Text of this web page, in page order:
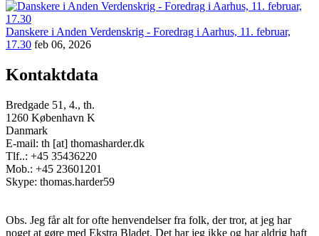
Danskere i Anden Verdenskrig - Foredrag i Aarhus, 11. februar,
17.30 feb 06, 2026
Kontaktdata
Bredgade 51, 4., th.
1260 København K
Danmark
E-mail: th [at] thomasharder.dk
Tlf..: +45 35436220
Mob.: +45 23601201
Skype: thomas.harder59
Obs. Jeg får alt for ofte henvendelser fra folk, der tror, at jeg har
noget at gøre med Ekstra Bladet. Det har jeg ikke og har aldrig haft